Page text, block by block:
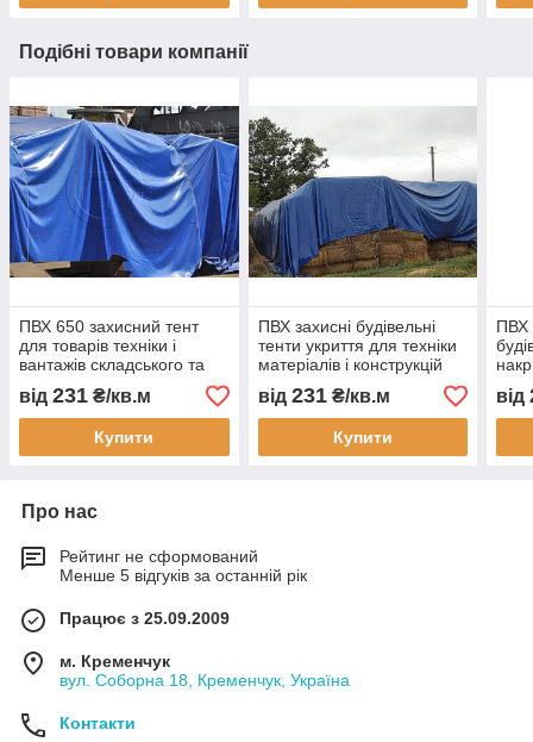
Подібні товари компанії
ПВХ 650 захисний тент
для товарів техніки і
вантажів складського та
логістичного зберігання
накриття від дощу снігу і
сонця
від 231 ₴/кв.м
Купити
ПВХ захисні будівельні
тенти укриття для техніки
матеріалів і конструкцій
водонепроникне накриття
для будмайданчика
від 231₴/кв.м
Купити
ПВХ
від
Про нас
Рейтинг не сформований
Менше 5 відгуків за останній рік
Працює з 25.09.2009
м. Кременчук
вул. Соборна 18, Кременчук, Україна
Контакти